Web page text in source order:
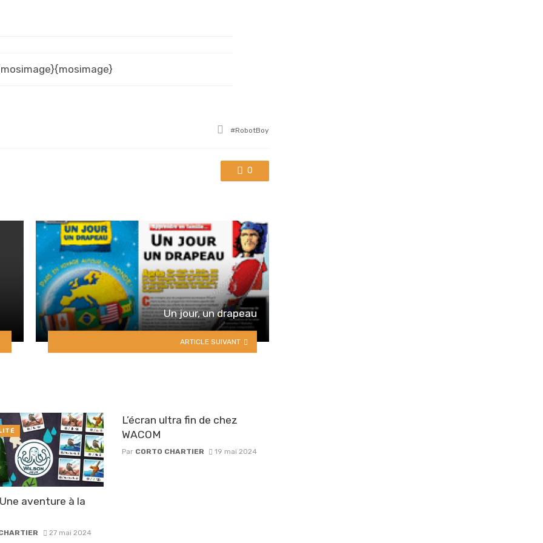
Tagged
RobotBoy
0
Un jour, un drapeau
ARTICLE SUIVANT
aventure à la
27 mai 2024
L’écran ultra fin de chez
WACOM
Par CORTO CHARTIER 19 mai 2024